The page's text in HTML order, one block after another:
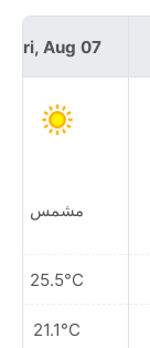
Fri, Aug 07
مشمس
25.5°C
21.1°C